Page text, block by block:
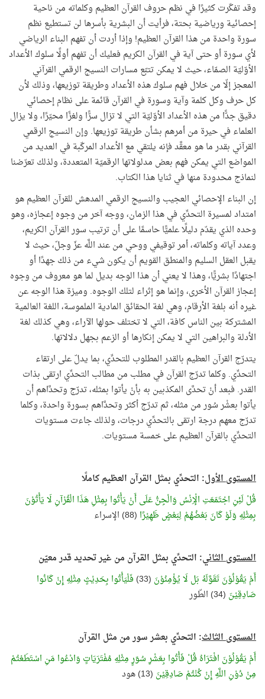
وقد تفكّرت كثيرًا في نظم حروف القرآن العظيم وكلماته من ناحية
إحصائية ورياضية بحتة، فرأيت أن البشرية بأسرها لن تستطيع نظم
سورة واحدة من هذا القرآن العظيم! وإذا أردت أن تفهم البناء الرياضي
لأي سورة أو حتى آية في القرآن الكريم فعليك أن تفهم أولًا سلوك الأعداد
الأوّليّة الصمّاء، حيث لا يمكن تتبّع مسارات النسيج الرقمي القرآني
المعجز إلّا من خلال فهم سلوك هذه الأعداد وطريقة توزيعها، وذلك لأن
كل حرف وكل كلمة وآية وسورة في القرآن قائمة على نظام إحصائي
دقيق جدًّا من هذه الأعداد الأوّليّة التي لا تزال سرًّا ولغزًا محيّرًا، ولا يزال
العلماء في حيرة من أمرهم بشأن طريقة توزيعها. وإن النسيج الرقمي
القرآني بقدر ما هو معقَّد فإنه يلتقي مع الأعداد المركّبة في العديد من
المواضع التي يمكن فهم بعض مدلولاتها الرقميّة المتعددة، ولذلك تعرّضنا
لنماذج محدودة منها في ثنايا هذا الكتاب.
إن البناء الإحصائي العجيب والنسيج الرقمي المدهش للقرآن العظيم هو
امتداد لمسيرة التحدِّي في هذا الزمان، ووجه آخر من وجوه إعجازه، وهو
وحده الذي يقدّم دليلًا علميًّا حاسمًا على أن ترتيب سور القرآن الكريم،
وعدد آياته وكلماته، أمر توقيفي ووحي من عند اللَّه عزّ وجلّ، حيث لا
يقبل العقل السليم والمنطق القويم أن يكون شيء من ذلك جهدًا أو
اجتهادًا بشريًّا، وهذا لا يعني أن هذا الوجه بديل لما هو معروف من وجوه
إعجاز القرآن الأخرى، وإنما هو إثراء لتلك الوجوه. وميزة هذا الوجه عن
غيره أنه بلغة الأرقام، وهي لغة الحقائق المادية الملموسة، اللغة العالمية
المشتركة بين الناس كافة، التي لا تختلف حولها الآراء، وهي كذلك لغة
الأدلة والبراهين التي لا يمكن إنكارها أو الزعم بجهل دلالاتها.
يتدرّج القرآن العظيم بالقدر المطلوب للتحدِّي، بما يدلّ على ارتقاء
التحدِّي. وكلما تدرّج القرآن في مطلب من مطالب التحدِّي ارتقى بذات
القدر. فبعد أنْ تحدَّى المكذبين به بأنْ يأتوا بمثله، تدرّج وتحدَّاهم أن
يأتوا بعشْر سُور من مثله، ثم تدرّج أكثر وتحدَّاهم بسورة واحدة، وكلما
تدرّج معهم درجة ارتقى بالتحدِّي درجات، ولذلك جاءت مستويات
التحدِّي بالقرآن العظيم على خمسة مستويات.
المستوى الأول: التحدِّي بمثل القرآن العظيم كاملًا
قُلْ لَئِنِ اجْتَمَعَتِ الْإِنْسُ وَالْجِنُّ عَلَى أَنْ يَأْتُوا بِمِثْلِ هَذَا الْقُرْآنِ لَا يَأْتُوْنَ
بِمِثْلِهِ وَلَوْ كَانَ بَعْضُهُمْ لِبَعْضٍ ظَهِيْرًا (88) الإسراء
المستوى الثاني: التحدِّي بمثل القرآن من غير تحديد قدر معيّن
أَمْ يَقُوْلُوْنَ تَقَوَّلَهُ بَل لَا يُؤْمِنُوْنَ (33)
فَلْيَأْتُوا بِحَدِيْثٍ مِثْلِهِ إِنْ كَانُوا
صَادِقِيْنَ (34) الطّور
المستوى الثالث: التحدِّي بعشر سور من مثل القرآن
أَمْ يَقُوْلُوْنَ افْتَرَاهُ قُلْ فَأْتُوا بِعَشْرِ سُوَرٍ مِثْلِهِ مُفْتَرَيَاتٍ وَادْعُوا مَنِ اسْتَطَعْتُمْ
مِنْ دُوْنِ اللَّهِ إِنْ كُنْتُمْ صَادِقِيْنَ (13) هود